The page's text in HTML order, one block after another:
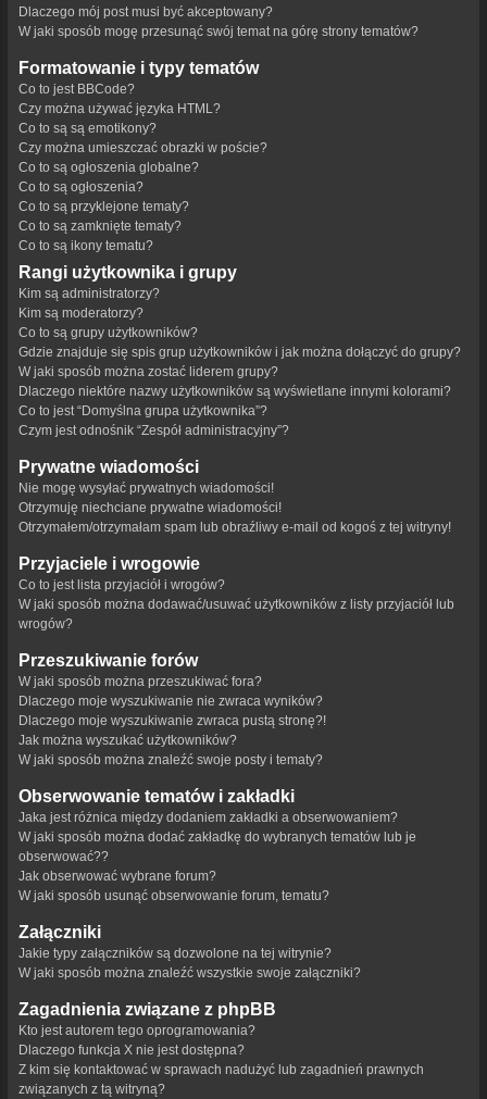
Dlaczego mój post musi być akceptowany?
W jaki sposób mogę przesunąć swój temat na górę strony tematów?
Formatowanie i typy tematów
Co to jest BBCode?
Czy można używać języka HTML?
Co to są są emotikony?
Czy można umieszczać obrazki w poście?
Co to są ogłoszenia globalne?
Co to są ogłoszenia?
Co to są przyklejone tematy?
Co to są zamknięte tematy?
Co to są ikony tematu?
Rangi użytkownika i grupy
Kim są administratorzy?
Kim są moderatorzy?
Co to są grupy użytkowników?
Gdzie znajduje się spis grup użytkowników i jak można dołączyć do grupy?
W jaki sposób można zostać liderem grupy?
Dlaczego niektóre nazwy użytkowników są wyświetlane innymi kolorami?
Co to jest “Domyślna grupa użytkownika”?
Czym jest odnośnik “Zespół administracyjny”?
Prywatne wiadomości
Nie mogę wysyłać prywatnych wiadomości!
Otrzymuję niechciane prywatne wiadomości!
Otrzymałem/otrzymałam spam lub obraźliwy e-mail od kogoś z tej witryny!
Przyjaciele i wrogowie
Co to jest lista przyjaciół i wrogów?
W jaki sposób można dodawać/usuwać użytkowników z listy przyjaciół lub
wrogów?
Przeszukiwanie forów
W jaki sposób można przeszukiwać fora?
Dlaczego moje wyszukiwanie nie zwraca wyników?
Dlaczego moje wyszukiwanie zwraca pustą stronę?!
Jak można wyszukać użytkowników?
W jaki sposób można znaleźć swoje posty i tematy?
Obserwowanie tematów i zakładki
Jaka jest różnica między dodaniem zakładki a obserwowaniem?
W jaki sposób można dodać zakładkę do wybranych tematów lub je
obserwować??
Jak obserwować wybrane forum?
W jaki sposób usunąć obserwowanie forum, tematu?
Załączniki
Jakie typy załączników są dozwolone na tej witrynie?
W jaki sposób można znaleźć wszystkie swoje załączniki?
Zagadnienia związane z phpBB
Kto jest autorem tego oprogramowania?
Dlaczego funkcja X nie jest dostępna?
Z kim się kontaktować w sprawach nadużyć lub zagadnień prawnych
związanych z tą witryną?